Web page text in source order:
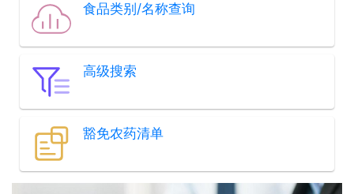
食品类别/名称查询
高级搜索
豁免农药清单